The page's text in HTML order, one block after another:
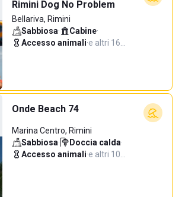
Rimini Dog No Problem
Bellariva, Rimini
Sabbiosa· Cabine·
Accesso animali·e altri 16…
Onde Beach 74
Marina Centro, Rimini
Sabbiosa· Doccia calda·
Accesso animali·e altri 10…